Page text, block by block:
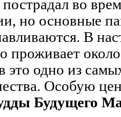
во
но основные
В
проживает
это одно из
Особую
Будущего